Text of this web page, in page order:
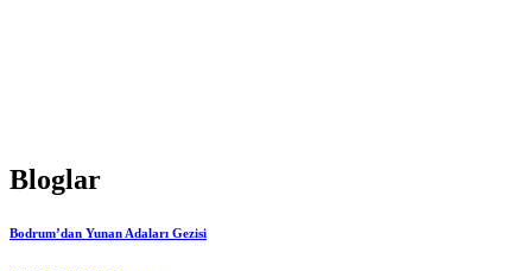
Bloglar
Bodrum’dan Yunan Adaları Gezisi